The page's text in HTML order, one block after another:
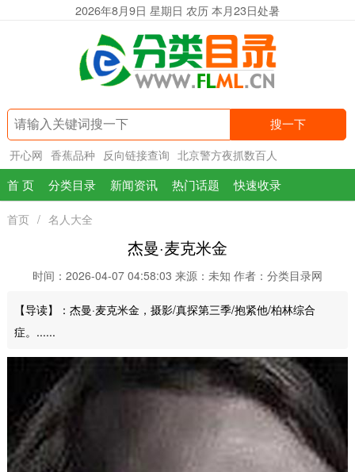
2026年8月9日 星期日 农历 本月23日处暑
搜一下
开心网 香蕉品种 反向链接查询 北京警方夜抓数百人
首 页 分类目录 新闻资讯 热门话题 快速收录
首页 / 名人大全
杰曼·麦克米金
时间：2026-04-07 04:58:03 来源：未知 作者：分类目录网
【导读】：杰曼·麦克米金，摄影/真探第三季/抱紧他/柏林综合
症。......